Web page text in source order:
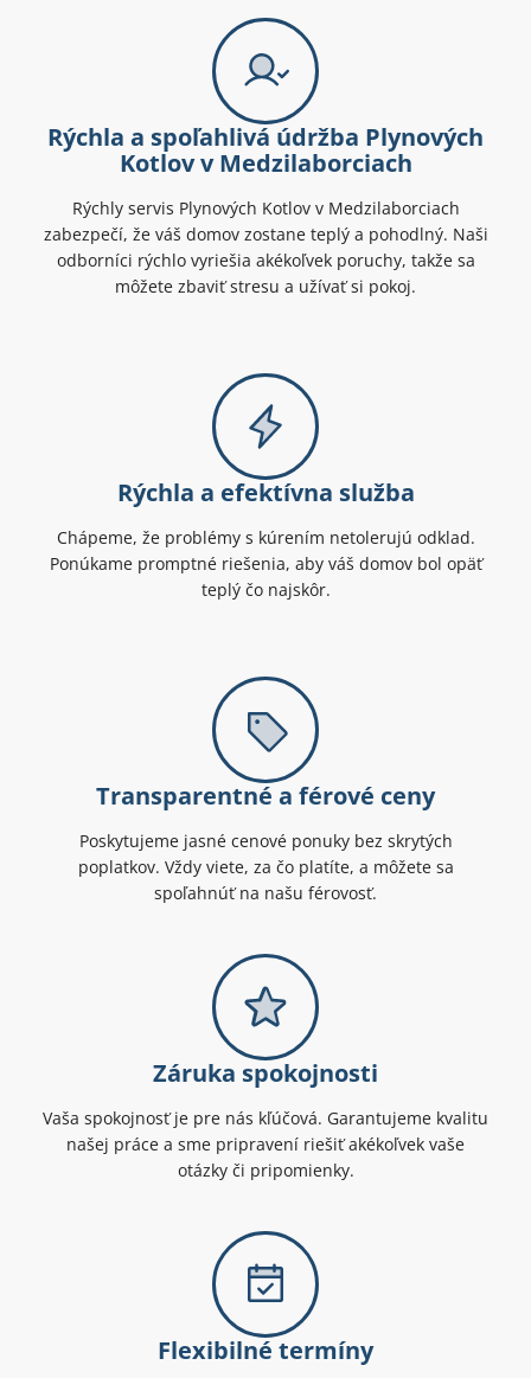
Rýchla a spoľahlivá údržba Plynových
Kotlov v Medzilaborciach
Rýchly servis Plynových Kotlov v Medzilaborciach
zabezpečí, že váš domov zostane teplý a pohodlný. Naši
odborníci rýchlo vyriešia akékoľvek poruchy, takže sa
môžete zbaviť stresu a užívať si pokoj.
Rýchla a efektívna služba
Chápeme, že problémy s kúrením netolerujú odklad.
Ponúkame promptné riešenia, aby váš domov bol opäť
teplý čo najskôr.
Transparentné a férové ceny
Poskytujeme jasné cenové ponuky bez skrytých
poplatkov. Vždy viete, za čo platíte, a môžete sa
spoľahnúť na našu férovosť.
Záruka spokojnosti
Vaša spokojnosť je pre nás kľúčová. Garantujeme kvalitu
našej práce a sme pripravení riešiť akékoľvek vaše
otázky či pripomienky.
Flexibilné termíny